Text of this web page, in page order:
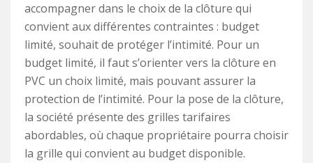
accompagner dans le choix de la clôture qui
convient aux différentes contraintes : budget
limité, souhait de protéger l’intimité. Pour un
budget limité, il faut s’orienter vers la clôture en
PVC un choix limité, mais pouvant assurer la
protection de l’intimité. Pour la pose de la clôture,
la société présente des grilles tarifaires
abordables, où chaque propriétaire pourra choisir
la grille qui convient au budget disponible.